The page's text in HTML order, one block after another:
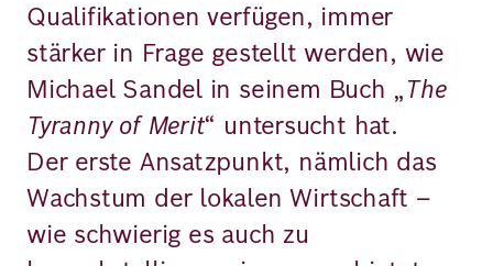
Qualifikationen verfügen, immer
stärker in Frage gestellt werden, wie
Michael Sandel in seinem Buch „The
Tyranny of Merit“ untersucht hat.
Der erste Ansatzpunkt, nämlich das
Wachstum der lokalen Wirtschaft –
wie schwierig es auch zu